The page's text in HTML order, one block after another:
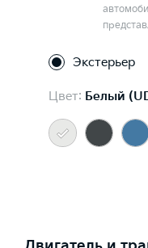
Экстерьер
Цвет: Белый